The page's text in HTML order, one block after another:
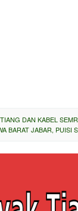
DAN KABEL
BARAT JABAR, PUISI